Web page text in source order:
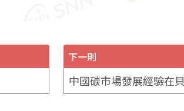
下一則
中國碳市場發展經驗在